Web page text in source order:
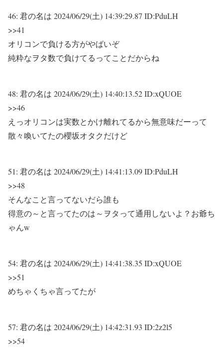
46: 君の名は 2024/06/29(土) 14:39:29.87 ID:PduLH
>>41
オリコンで負ける方がやばいぞ
純粋なヲタ数で負けてるってことだからね
48: 君の名は 2024/06/29(土) 14:40:13.52 ID:xQUOE
>>46
えっオリコンは実数とかけ離れてるから無意味だーって
散々喚いてたの櫻坂オタクだけど
51: 君の名は 2024/06/29(土) 14:41:13.09 ID:PduLH
>>48
そんなこと言ってないだら誰も
得意の～と言ってたのは～ヲタって通用しないよ？お爺ち
ゃんw
54: 君の名は 2024/06/29(土) 14:41:38.35 ID:xQUOE
>>51
めちゃくちゃ言ってたが
57: 君の名は 2024/06/29(土) 14:42:31.93 ID:2z2l5
>>54